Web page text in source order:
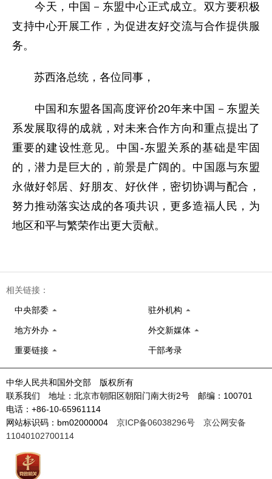
今天，中国－东盟中心正式成立。双方要积极
支持中心开展工作，为促进友好交流与合作提供服
务。
苏西洛总统，各位同事，
中国和东盟各国高度评价20年来中国－东盟关
系发展取得的成就，对未来合作方向和重点提出了
重要的建设性意见。中国-东盟关系的基础是牢固
的，潜力是巨大的，前景是广阔的。中国愿与东盟
永做好邻居、好朋友、好伙伴，密切协调与配合，
努力推动落实达成的各项共识，更多造福人民，为
地区和平与繁荣作出更大贡献。
相关链接：
中央部委 驻外机构
地方外办 外交新媒体
重要链接 干部考录
中华人民共和国外交部 版权所有
联系我们 地址：北京市朝阳区朝阳门南大街2号 邮编：100701
电话：+86-10-65961114
网站标识码：bm02000004 京ICP备06038296号
京公网安备
11040102700114